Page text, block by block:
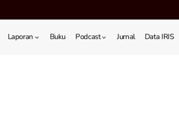
Laporan Buku Podcast Jurnal Data IRIS